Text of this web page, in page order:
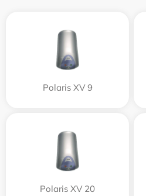
Polaris XV 9
Polaris XV 20